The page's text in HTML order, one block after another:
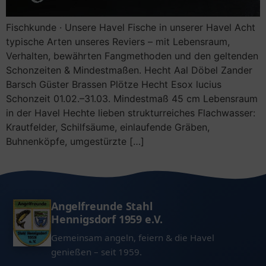
Angeln für Anfänger
Angeln in Deutschland – der große Guide
Angeln in Brandenburg – mit & ohne Schein
Kleine Fischkunde
Vermietung Vereinshaus
Fischkunde · Unsere Havel Fische in unserer Havel Acht
typische Arten unseres Reviers – mit Lebensraum,
Verhalten, bewährten Fangmethoden und den geltenden
Schonzeiten & Mindestmaßen. Hecht Aal Döbel Zander
Barsch Güster Brassen Plötze Hecht Esox lucius
Schonzeit 01.02.–31.03. Mindestmaß 45 cm Lebensraum
in der Havel Hechte lieben strukturreiches Flachwasser:
Krautfelder, Schilfsäume, einlaufende Gräben,
Buhnenköpfe, umgestürzte […]
Angelfreunde Stahl
Hennigsdorf 1959 e.V.
Gemeinsam angeln, feiern & die Havel
genießen – seit 1959.